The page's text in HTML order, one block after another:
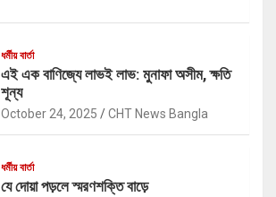
ধর্মীয় বার্তা
এই এক বাণিজ্যে লাভই লাভ: মুনাফা অসীম, ক্ষতি
শূন্য
October 24, 2025 CHT News Bangla
ধর্মীয় বার্তা
যে দোয়া পড়লে স্মরণশক্তি বাড়ে